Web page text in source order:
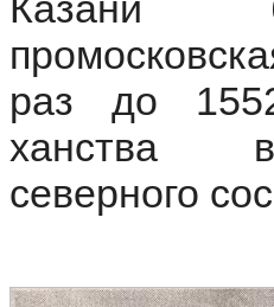
раз до
ханства
северного